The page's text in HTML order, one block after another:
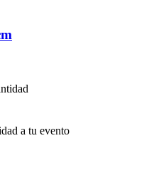
a tu evento